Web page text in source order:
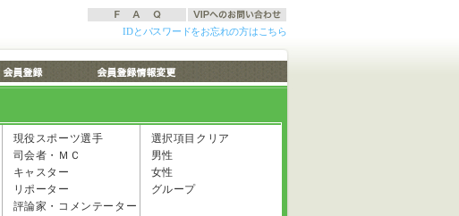
IDとパスワードをお忘れの方はこちら
現役スポーツ選手
司会者・ＭＣ
キャスター
リポーター
評論家・コメンテーター
選択項目クリア
男性
女性
グループ